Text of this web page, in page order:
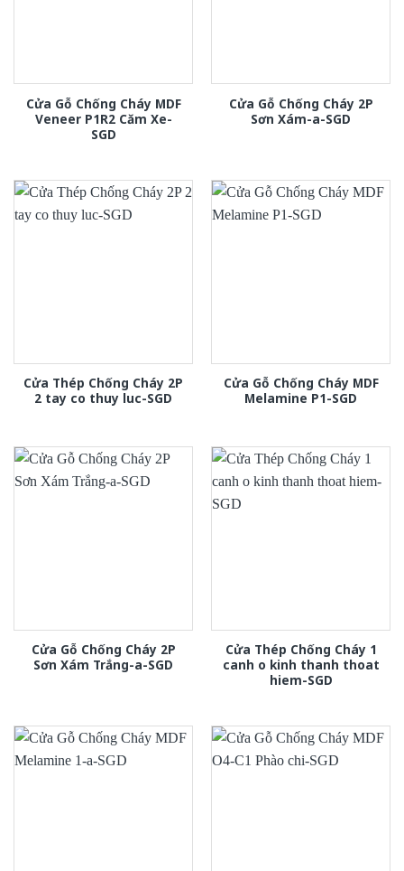
Cửa Gỗ Chống Cháy MDF
Veneer P1R2 Căm Xe-
SGD
Cửa Gỗ Chống Cháy 2P
Sơn Xám-a-SGD
Cửa Thép Chống Cháy 2P
2 tay co thuy luc-SGD
Cửa Gỗ Chống Cháy MDF
Melamine P1-SGD
Cửa Gỗ Chống Cháy 2P
Sơn Xám Trắng-a-SGD
Cửa Thép Chống Cháy 1
canh o kinh thanh thoat
hiem-SGD